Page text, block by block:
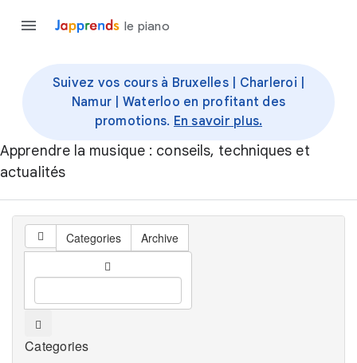
le piano
Suivez vos cours à Bruxelles | Charleroi |
Namur | Waterloo en profitant des
promotions. En savoir plus.
Apprendre la musique : conseils, techniques et
actualités
Categories Archive
Categories